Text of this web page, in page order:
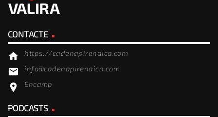
CONTACTE
home https://cadenapirenaica.com
email info@cadenapirenaica.com
location_on Encamp
PODCASTS